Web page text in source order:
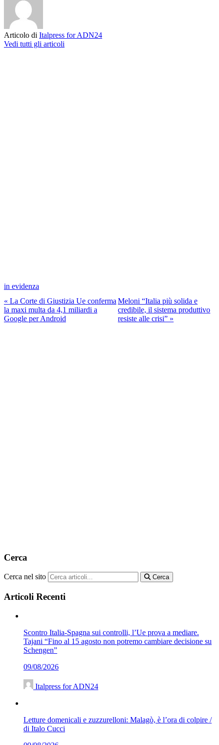
Articolo di Italpress for ADN24
Vedi tutti gli articoli
in evidenza
« La Corte di Giustizia Ue conferma
la maxi multa da 4,1 miliardi a
Google per Android
Meloni “Italia più solida e
credibile, il sistema produttivo
resiste alle crisi” »
Cerca
Cerca nel sito Cerca
Articoli Recenti
Scontro Italia-Spagna sui controlli, l’Ue prova a mediare.
Tajani “Fino al 15 agosto non potremo cambiare decisione su
Schengen”
09/08/2026
Italpress for ADN24
Letture domenicali e zuzzurelloni: Malagò, è l’ora di colpire /
di Italo Cucci